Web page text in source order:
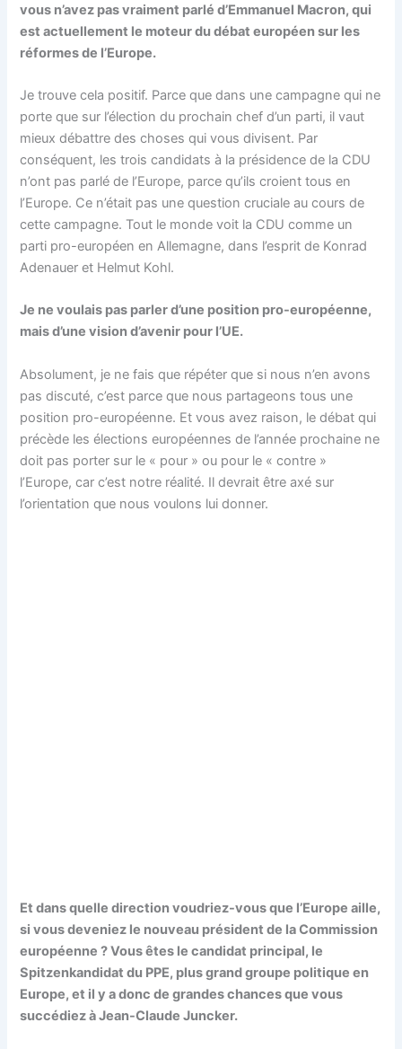
vous n’avez pas vraiment parlé d’Emmanuel Macron, qui
est actuellement le moteur du débat européen sur les
réformes de l’Europe.
Je trouve cela positif. Parce que dans une campagne qui ne
porte que sur l’élection du prochain chef d’un parti, il vaut
mieux débattre des choses qui vous divisent. Par
conséquent, les trois candidats à la présidence de la CDU
n’ont pas parlé de l’Europe, parce qu’ils croient tous en
l’Europe. Ce n’était pas une question cruciale au cours de
cette campagne. Tout le monde voit la CDU comme un
parti pro-européen en Allemagne, dans l’esprit de Konrad
Adenauer et Helmut Kohl.
Je ne voulais pas parler d’une position pro-européenne,
mais d’une vision d’avenir pour l’UE.
Absolument, je ne fais que répéter que si nous n’en avons
pas discuté, c’est parce que nous partageons tous une
position pro-européenne. Et vous avez raison, le débat qui
précède les élections européennes de l’année prochaine ne
doit pas porter sur le « pour » ou pour le « contre »
l’Europe, car c’est notre réalité. Il devrait être axé sur
l’orientation que nous voulons lui donner.
Et dans quelle direction voudriez-vous que l’Europe aille,
si vous deveniez le nouveau président de la Commission
européenne ? Vous êtes le candidat principal, le
Spitzenkandidat du PPE, plus grand groupe politique en
Europe, et il y a donc de grandes chances que vous
succédiez à Jean-Claude Juncker.